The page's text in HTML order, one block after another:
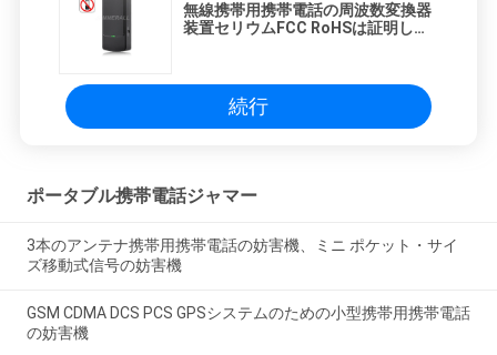
無線携帯用携帯電話の周波数変換器
装置セリウムFCC RoHSは証明しま
続行
ポータブル携帯電話ジャマー
3本のアンテナ携帯用携帯電話の妨害機、ミニ ポケット・サイ
ズ移動式信号の妨害機
GSM CDMA DCS PCS GPSシステムのための小型携帯用携帯電話
の妨害機